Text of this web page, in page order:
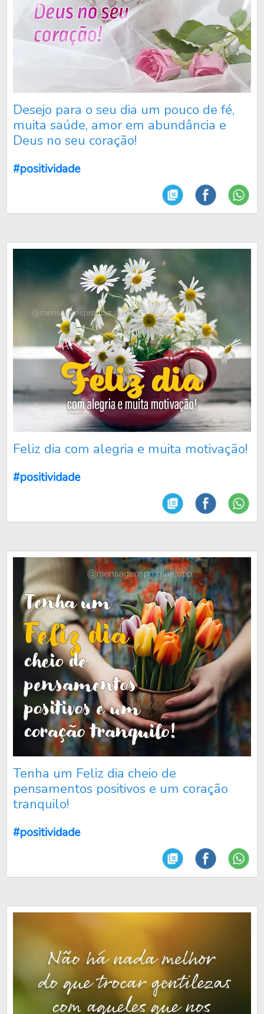
Desejo para o seu dia um pouco de fé,
muita saúde, amor em abundância e
Deus no seu coração!
#positividade
Feliz dia com alegria e muita motivação!
#positividade
Tenha um Feliz dia cheio de
pensamentos positivos e um coração
tranquilo!
#positividade